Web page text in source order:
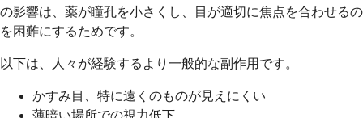
の影響は、薬が瞳孔を小さくし、目が適切に焦点を合わせるの
を困難にするためです。
以下は、人々が経験するより一般的な副作用です。
かすみ目、特に遠くのものが見えにくい
薄暗い場所での視力低下